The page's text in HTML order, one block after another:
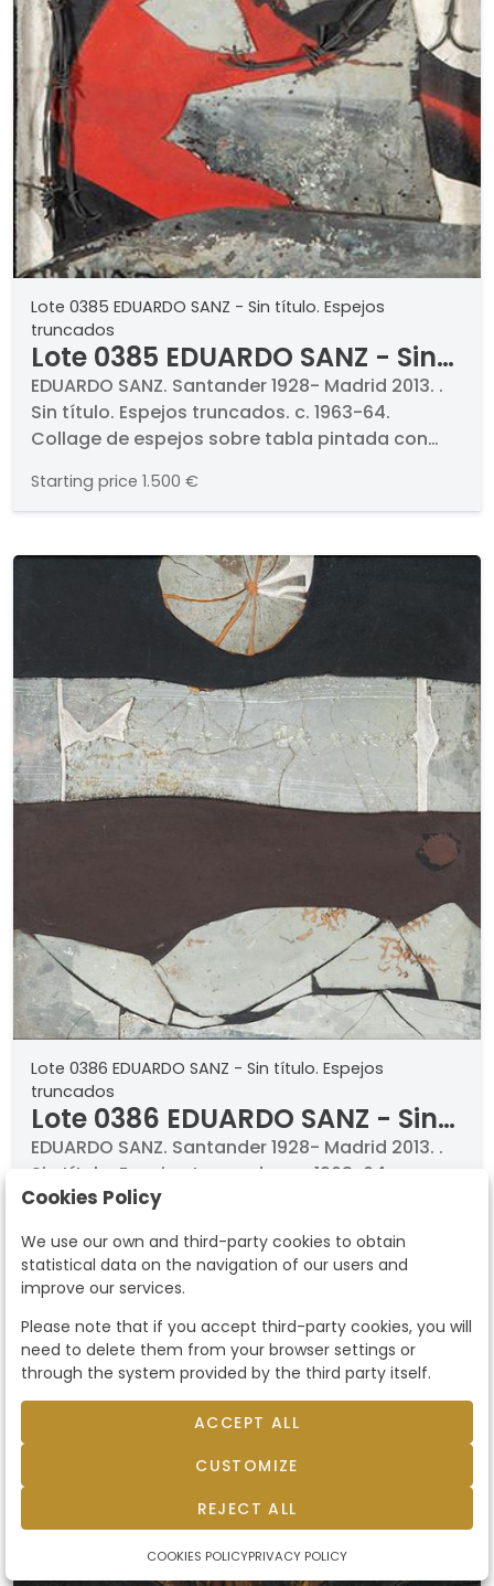
Lote 0385 EDUARDO SANZ - Sin título. Espejos
truncados
Lote 0385 EDUARDO SANZ - Sin
título. Espejos truncados
EDUARDO SANZ. Santander 1928- Madrid 2013. .
Sin título. Espejos truncados. c. 1963-64.
Collage de espejos sobre tabla pintada con
32,5 cm. . Certificado firmado por el pintor.. .
EXPOSICIONES . 1964, "Eduardo Sanz", Galería
Starting price 1.500 €
Lote 0386 EDUARDO SANZ - Sin título. Espejos
truncados
Lote 0386 EDUARDO SANZ - Sin
título. Espejos truncados
EDUARDO SANZ. Santander 1928- Madrid 2013. .
Sin título. Espejos truncados. c. 1963-64.
Collage de espejos sobre tabla pintada con
Certificado firmado por el artista.. .
EXPOSICIONES . 1964, "Eduardo Sanz", -Galeria
de Arte Grises, Bilbao
Starting price 1.500 €
Cookies Policy
We use our own and third-party cookies to obtain
statistical data on the navigation of our users and
improve our services.
Please note that if you accept third-party cookies, you will
need to delete them from your browser settings or
through the system provided by the third party itself.
ACCEPT ALL
CUSTOMIZE
REJECT ALL
COOKIES POLICYPRIVACY POLICY